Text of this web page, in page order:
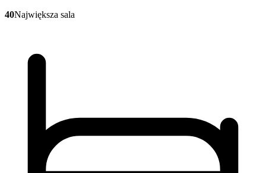
40Największa sala